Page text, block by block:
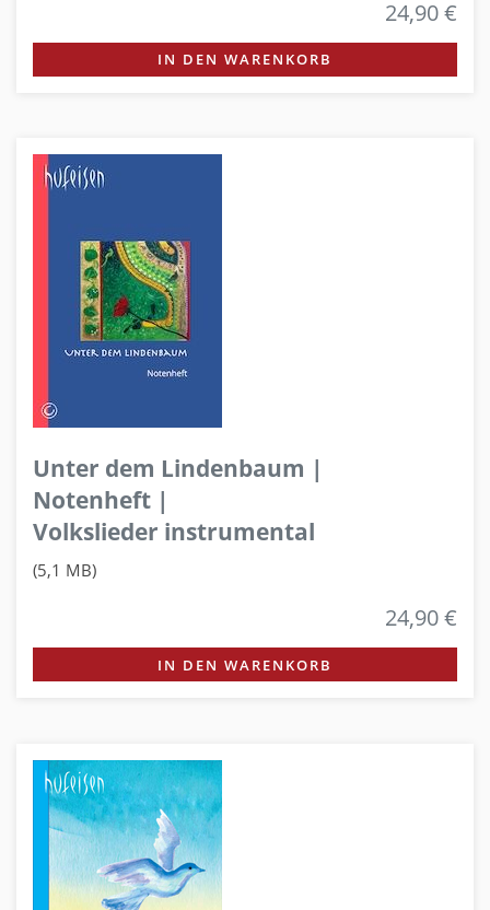
24,90 €
IN DEN WARENKORB
Unter dem Lindenbaum |
Notenheft |
Volkslieder instrumental
(5,1 MB)
24,90 €
IN DEN WARENKORB